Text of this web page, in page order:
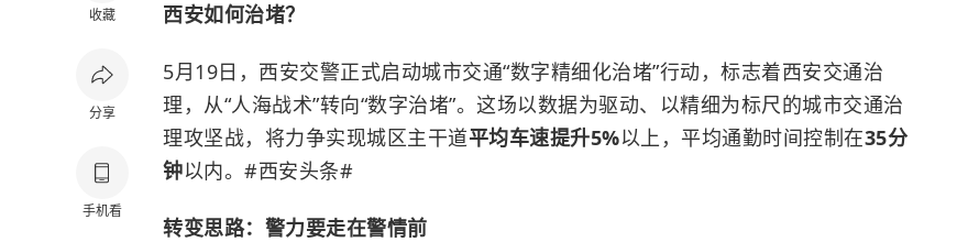
收藏
分享
手机看
西安如何治堵？
5月19日，西安交警正式启动城市交通“数字精细化治堵”行动，标志着西安交通治
理，从“人海战术”转向“数字治堵”。这场以数据为驱动、以精细为标尺的城市交通治
理攻坚战，将力争实现城区主干道平均车速提升5%以上，平均通勤时间控制在35分
钟以内。#西安头条#
转变思路：警力要走在警情前